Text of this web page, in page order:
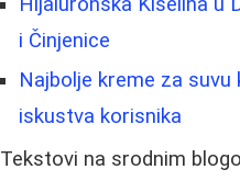
i Činjenice
Najbolje kreme za suvu
iskustva korisnika
Tekstovi na srodnim